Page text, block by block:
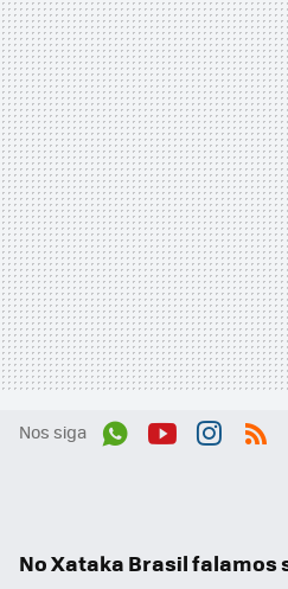
Nos siga
No Xataka Brasil falamos